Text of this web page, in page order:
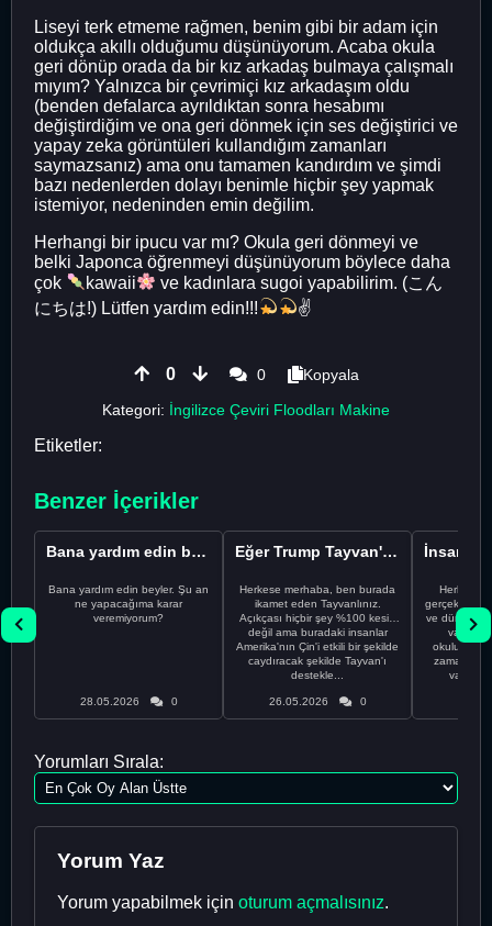
Liseyi terk etmeme rağmen, benim gibi bir adam için
oldukça akıllı olduğumu düşünüyorum. Acaba okula
geri dönüp orada da bir kız arkadaş bulmaya çalışmalı
mıyım? Yalnızca bir çevrimiçi kız arkadaşım oldu
(benden defalarca ayrıldıktan sonra hesabımı
değiştirdiğim ve ona geri dönmek için ses değiştirici ve
yapay zeka görüntüleri kullandığım zamanları
saymazsanız) ama onu tamamen kandırdım ve şimdi
bazı nedenlerden dolayı benimle hiçbir şey yapmak
istemiyor, nedeninden emin değilim.
Herhangi bir ipucu var mı? Okula geri dönmeyi ve
belki Japonca öğrenmeyi düşünüyorum böylece daha
çok
kawaii
ve kadınlara sugoi yapabilirim. (こん
にちは!) Lütfen yardım edin!!!
✌
0 0
Kopyala
Kategori: İngilizce Çeviri Floodları Makine
Etiketler:
Benzer İçerikler
Bana yardım edin beyler. Şu an ne yapacağıma karar verem...
Bana yardım edin beyler. Şu an
ne yapacağıma karar
veremiyorum?
28.05.2026 0
Eğer Trump Tayvan'ı gerçekten satarsa, biz liberalle...
Herkese merhaba, ben burada
ikamet eden Tayvanlınız.
Açıkçası hiçbir şey %100 kesin
değil ama buradaki insanlar
Amerika'nın Çin'i etkili bir şekilde
caydıracak şekilde Tayvan'ı
destekle...
26.05.2026 0
Herkese
gerçekten
ve dürüst bir
var. Şu
okulunda
var.
Yorumları Sırala:
Yorum Yaz
Yorum yapabilmek için oturum açmalısınız.